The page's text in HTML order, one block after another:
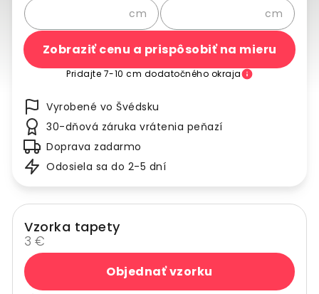
cm cm
Zobraziť cenu a prispôsobiť na mieru
Pridajte 7-10 cm dodatočného okraja
Vyrobené vo Švédsku
30-dňová záruka vrátenia peňazí
Doprava zadarmo
Odosiela sa do 2-5 dní
Vzorka tapety
3 €
Objednať vzorku